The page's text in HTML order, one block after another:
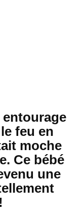
feu en
moche
Ce bébé
une